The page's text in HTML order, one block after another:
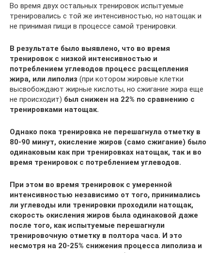
Во время двух остальных тренировок испытуемые
тренировались с той же интенсивностью, но натощак и
не принимая пищи в процессе самой тренировки.
В результате было выявлено, что во время
тренировок с низкой интенсивностью и
потреблением углеводов процесс расщепления
жира, или липолиз (при котором жировые клетки
высвобождают жирные кислоты, но сжигание жира еще
не происходит) был снижен на 22% по сравнению с
тренировками натощак.
Однако пока тренировка не перешагнула отметку в
80-90 минут, окисление жиров (само сжигание) было
одинаковым как при тренировках натощак, так и во
время тренировок с потреблением углеводов.
При этом во время тренировок с умеренной
интенсивностью независимо от того, принимались
ли углеводы или тренировки проходили натощак,
скорость окисления жиров была одинаковой даже
после того, как испытуемые перешагнули
тренировочную отметку в полтора часа. И это
несмотря на 20-25% снижения процесса липолиза и